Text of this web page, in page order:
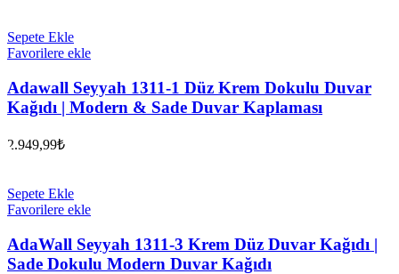
Sepete Ekle
Favorilere ekle
Adawall Seyyah 1311-1 Düz Krem Dokulu Duvar
Kağıdı | Modern & Sade Duvar Kaplaması
2.949,99₺
Sepete Ekle
Favorilere ekle
AdaWall Seyyah 1311-3 Krem Düz Duvar Kağıdı |
Sade Dokulu Modern Duvar Kağıdı